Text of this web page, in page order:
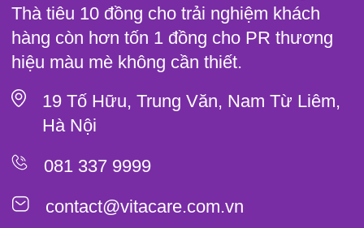
Thà tiêu 10 đồng cho trải nghiệm khách
hàng còn hơn tốn 1 đồng cho PR thương
hiệu màu mè không cần thiết.
19 Tố Hữu, Trung Văn, Nam Từ Liêm,
Hà Nội
081 337 9999
contact@vitacare.com.vn